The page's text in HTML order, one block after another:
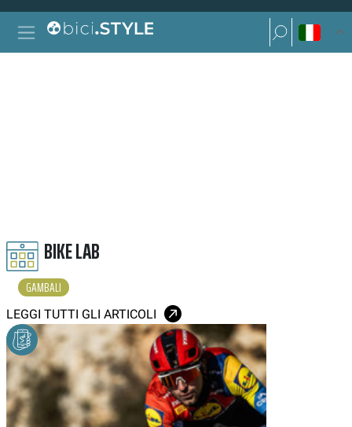
Vai al contenuto
Navigazione principale
Ricerca per:
Ricerca per:
BIKE LAB
GAMBALI
LEGGI TUTTI GLI ARTICOLI